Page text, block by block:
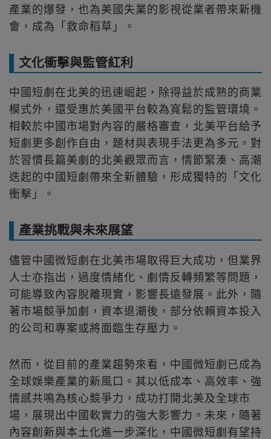
產業的爆發，也為美國失業的影視從業者帶來新機
會，成為「救命稻草」。
文化衝擊與監管紅利
中國短劇在北美的迅速崛起，除得益於成熟的商業
模式外，還受惠於美國平台較為寬鬆的監管環境。
相較於中國市場對內容的嚴格審查，北美平台給予
短劇更多創作自由，題材與表現手法更為多元。對
於習慣長篇美劇的北美觀眾而言，情節緊湊、高潮
迭起的中國短劇帶來全新體驗，形成獨特的「文化
衝擊」。
產業挑戰與未來展望
儘管中國微短劇在北美市場取得巨大成功，但業界
人士亦指出，過度情緒化、劇情反轉頻繁等問題，
可能導致內容脫離現實，影響長遠發展。此外，隨
著市場競爭加劇，資本退潮後，部分依賴資本投入
的公司和專案或將面臨生存壓力。
然而，從目前的產業趨勢來看，中國微短劇已成為
全球娛樂產業的新風口。其以低成本、高效率、強
情感共鳴為核心競爭力，成功打開北美及全球市
場，展現出中國軟實力的強大影響力。未來，隨著
內容創新與本土化進一步深化，中國微短劇有望持